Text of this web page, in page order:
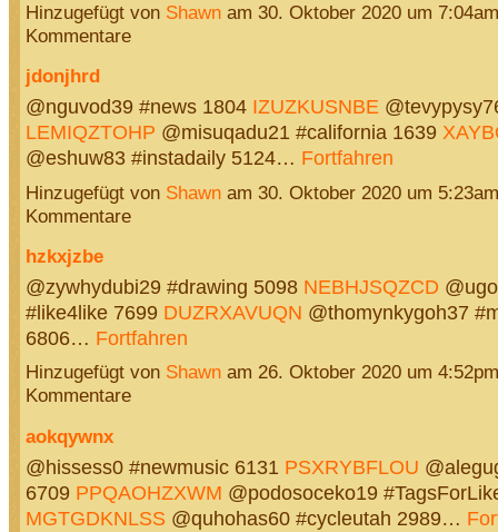
Hinzugefügt von Shawnam 30. Oktober 2020 um
Kommentare
jdonjhrd
@nguvod39 #news 1804 IZUZKUSNBE
LEMIQZTOHP @misuqadu21 #california 1639
@eshuw83 #instadaily 5124… Fortfahren
Hinzugefügt von Shawnam 30. Oktober 2020 um
Kommentare
hzkxjzbe
@zywhydubi29 #drawing 5098 NEBHJSQZCD
#like4like 7699 DUZRXAVUQN @thomynkygoh37
6806… Fortfahren
Hinzugefügt von Shawnam 26. Oktober 2020 um
Kommentare
aokqywnx
@hissess0 #newmusic 6131 PSXRYBFLOU
6709 PPQAOHZXWM @podosoceko19
MGTGDKNLSS @quhohas60 #cycleutah 2989…